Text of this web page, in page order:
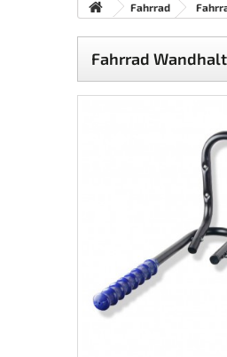
Fahrrad
Fahrrad